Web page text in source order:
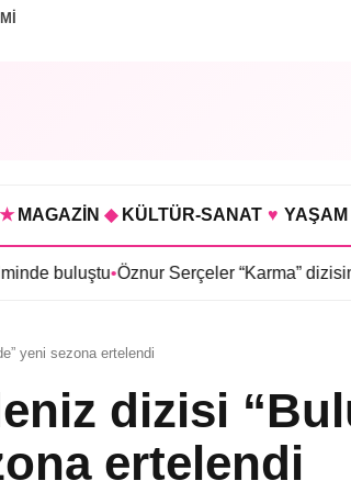
★ MAGAZİN ◆ KÜLTÜR-SANAT ♥ YAŞAM
•Öznur Serçeler “Karma” dizisinde Anıl
yeni sezona ertelendi
dizisi
ertelendi